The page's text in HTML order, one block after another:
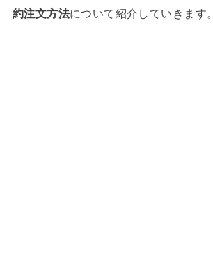
約注文方法について紹介していきます。